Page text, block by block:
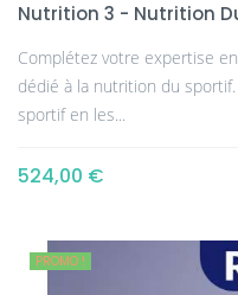
Nutrition 3 - Nutrition
Complétez votre expertise
dédié à la nutrition du
sportif en les...
524,00 €
PROMO !